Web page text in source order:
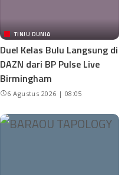
TINJU DUNIA
Duel Kelas Bulu Langsung di
DAZN dari BP Pulse Live
Birmingham
6 Agustus 2026 | 08:05